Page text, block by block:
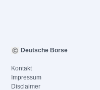
Deutsche Börse
Kontakt
Impressum
Disclaimer